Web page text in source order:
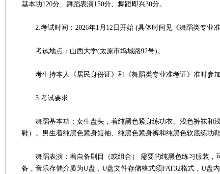
基本功120分、舞蹈表演150分、舞蹈即兴30分。
2.考试时间：2026年1月12日开始 (具体时间见《舞蹈类专业
考试地点：山西大学(太原市坞城路92号)。
考生持本人《居民身份证》和《舞蹈类专业准考证》准时参
3.考试要求
舞蹈基本功：女生盘头，着纯黑色紧身练功衣、浅色裤袜和
鞋）。男生着纯黑色紧身短袖、纯黑色紧身裤和纯黑色软底练功
舞蹈表演：着自备剧目（或组合） 需要的纯黑色练习服装，
备，音乐存储介质为U盘，U盘文件存储格式须FAT32格式，U盘